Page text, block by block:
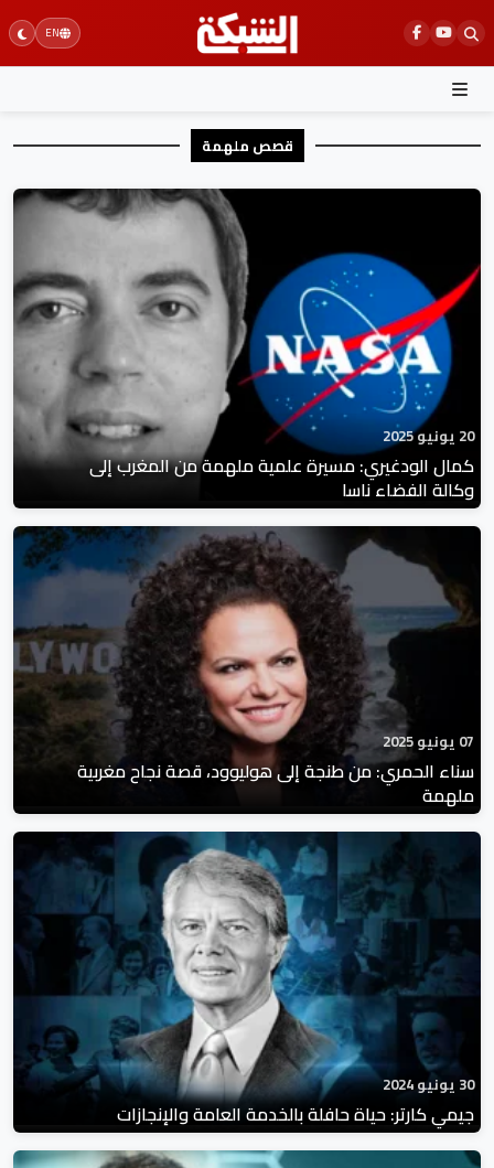
Skip
to
content
EN
قصص ملهمة
20 يونيو 2025
كمال الودغيري: مسيرة علمية ملهمة من المغرب إلى
وكالة الفضاء ناسا
07 يونيو 2025
سناء الحمري: من طنجة إلى هوليوود، قصة نجاح مغربية
ملهمة
30 يونيو 2024
جيمي كارتر: حياة حافلة بالخدمة العامة والإنجازات